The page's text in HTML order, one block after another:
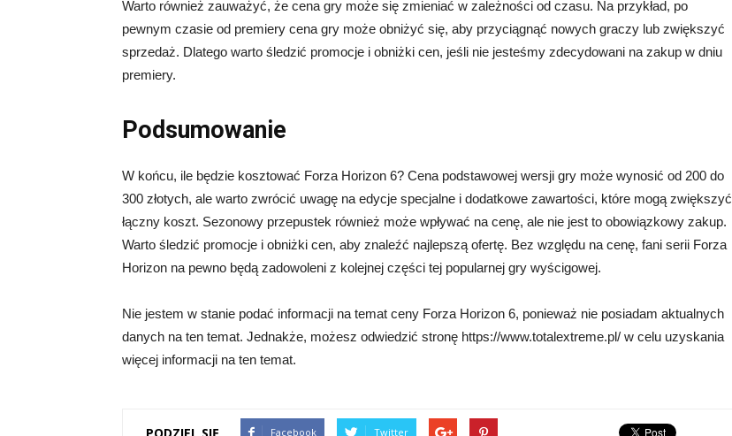
Warto również zauważyć, że cena gry może się zmieniać w zależności od czasu. Na przykład, po
pewnym czasie od premiery cena gry może obniżyć się, aby przyciągnąć nowych graczy lub zwiększyć
sprzedaż. Dlatego warto śledzić promocje i obniżki cen, jeśli nie jesteśmy zdecydowani na zakup w dniu
premiery.
Podsumowanie
W końcu, ile będzie kosztować Forza Horizon 6? Cena podstawowej wersji gry może wynosić od 200 do
300 złotych, ale warto zwrócić uwagę na edycje specjalne i dodatkowe zawartości, które mogą zwiększyć
łączny koszt. Sezonowy przepustek również może wpływać na cenę, ale nie jest to obowiązkowy zakup.
Warto śledzić promocje i obniżki cen, aby znaleźć najlepszą ofertę. Bez względu na cenę, fani serii Forza
Horizon na pewno będą zadowoleni z kolejnej części tej popularnej gry wyścigowej.
Nie jestem w stanie podać informacji na temat ceny Forza Horizon 6, ponieważ nie posiadam aktualnych
danych na ten temat. Jednakże, możesz odwiedzić stronę https://www.totalextreme.pl/ w celu uzyskania
więcej informacji na ten temat.
PODZIEL SIĘ Facebook Twitter